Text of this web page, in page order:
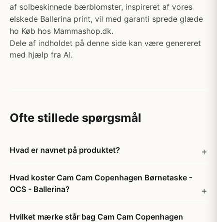
af solbeskinnede bærblomster, inspireret af vores
elskede Ballerina print, vil med garanti sprede glæde
ho Køb hos Mammashop.dk.
Dele af indholdet på denne side kan være genereret
med hjælp fra AI.
Ofte stillede spørgsmål
Hvad er navnet på produktet?
Hvad koster Cam Cam Copenhagen Børnetaske -
OCS - Ballerina?
Hvilket mærke står bag Cam Cam Copenhagen